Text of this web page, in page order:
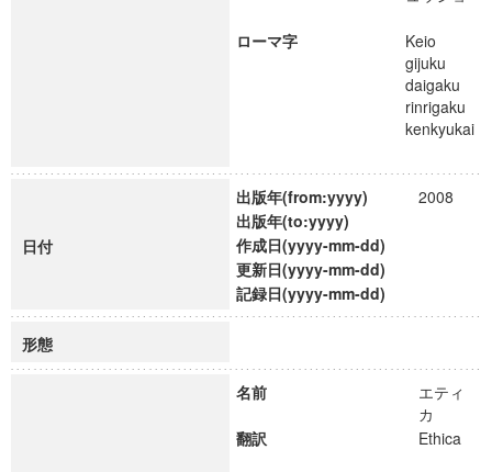
ローマ字
Keio
gijuku
daigaku
rinrigaku
kenkyukai
日付
出版年(from:yyyy)
2008
出版年(to:yyyy)
作成日(yyyy-mm-dd)
更新日(yyyy-mm-dd)
記録日(yyyy-mm-dd)
形態
名前
エティ
カ
翻訳
Ethica